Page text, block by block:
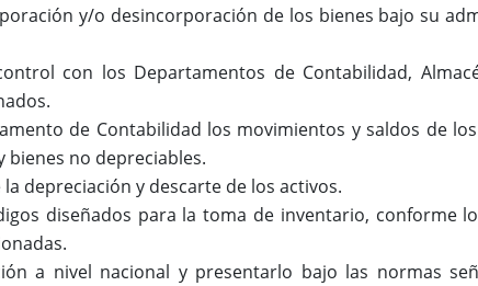
y/o desincorporación de los bienes bajo su
con los Departamentos de Contabilidad,
de Contabilidad los movimientos y saldos de
bienes no depreciables.
depreciación y descarte de los activos.
diseñados para la toma de inventario, conforme
a nivel nacional y presentarlo bajo las normas